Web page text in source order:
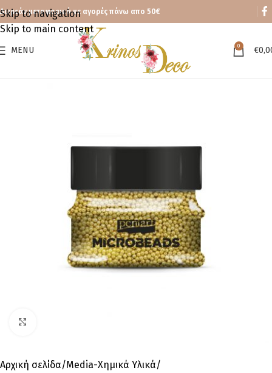
Skip to navigation
Skip to main content
Δωρεάν μεταφορικά με αγορές πάνω απο 50€
MENU 0 €
Αρχική σελίδα Media-Χημικά Υλικά